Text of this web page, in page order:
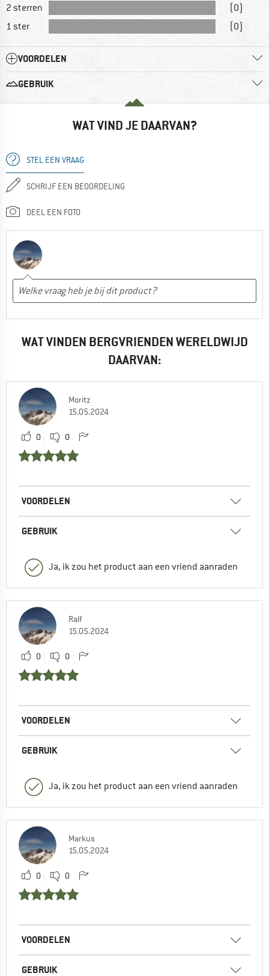
2 sterren
(0)
1 ster
(0)
VOORDELEN
GEBRUIK
WAT VIND JE DAARVAN?
STEL EEN VRAAG
SCHRIJF EEN BEOORDELING
DEEL EEN FOTO
WAT VINDEN BERGVRIENDEN WERELDWIJD
DAARVAN:
Moritz
15.05.2024
0 0
VOORDELEN
GEBRUIK
Ja, ik zou het product aan een vriend aanraden
Ralf
15.05.2024
0 0
VOORDELEN
GEBRUIK
Ja, ik zou het product aan een vriend aanraden
Markus
15.05.2024
0 0
VOORDELEN
GEBRUIK